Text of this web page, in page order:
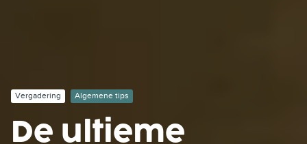
Vergadering Algemene tips
De ultieme